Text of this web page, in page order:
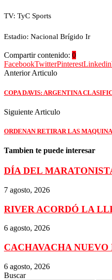
TV: TyC Sports
Estadio: Nacional Brígido Ir
Compartir contenido: 0
FacebookTwitterPinterestLinkedin
Anterior Articulo
COPA DAVIS: ARGENTINA
Siguiente Articulo
ORDENAN RETIRAR LAS
Tambien te puede interesar
DÍA DEL
7 agosto, 2026
RIVER ACORDÓ LA
6 agosto, 2026
CACHAVACHA
6 agosto, 2026
Buscar